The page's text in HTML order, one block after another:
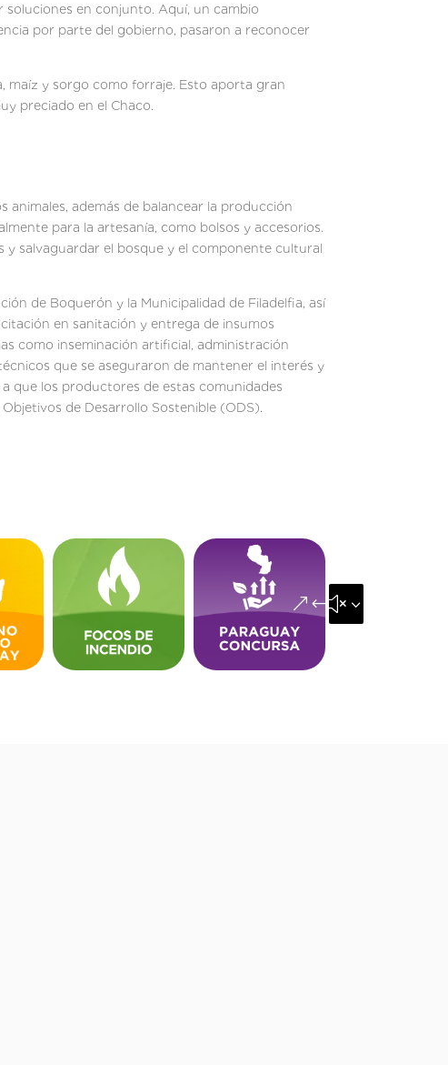
en conjunto. Aquí, un cambio
por parte del gobierno, pasaron a reconocer
maíz y sorgo como forraje. Esto aporta gran
preciado en el Chaco.
animales, además de balancear la producción
para la artesanía, como bolsos y accesorios.
y salvaguardar el bosque y el componente cultural
de Boquerón y la Municipalidad de Filadelfia, así
en sanitación y entrega de insumos
como inseminación artificial, administración
que se aseguraron de mantener el interés y
que los productores de estas comunidades
de Desarrollo Sostenible (ODS).
&#x35;